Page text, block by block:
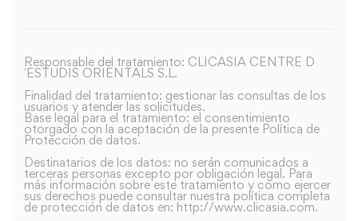
Responsable del tratamiento: CLICASIA CENTRE D
´ESTUDIS ORIENTALS S.L.
Finalidad del tratamiento: gestionar las consultas de los
usuarios y atender las solicitudes.
Base legal para el tratamiento: el consentimiento
otorgado con la aceptación de la presente Política de
Protección de datos.
Destinatarios de los datos: no serán comunicados a
terceras personas excepto por obligación legal. Para
más información sobre este tratamiento y como ejercer
sus derechos puede consultar nuestra política completa
de protección de datos en: http://www.clicasia.com.